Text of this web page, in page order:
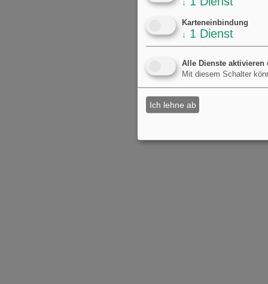
↓
Karteneinbindung
↓ 1 Dienst
Alle Dienste aktivieren
Mit diesem Schalter
Ich lehne ab